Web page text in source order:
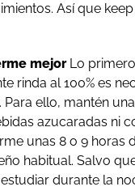
Así que
mejorLo
rinda al 100% es
ello, mantén
azucaradas ni
unas 8 o 9 horas
habitual. Salvo
durante la